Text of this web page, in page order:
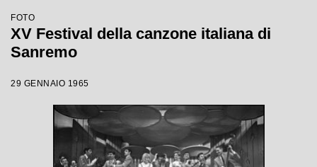
FOTO
XV Festival della canzone italiana di
Sanremo
29 GENNAIO 1965